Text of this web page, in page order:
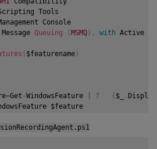
Tools
Console
Queuing (MSMQ) , with Active
( $featurename)
=Get -WindowsFeature ? {$_ .
$feature